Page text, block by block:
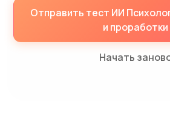
Отправить тест ИИ
и проработки
Начать